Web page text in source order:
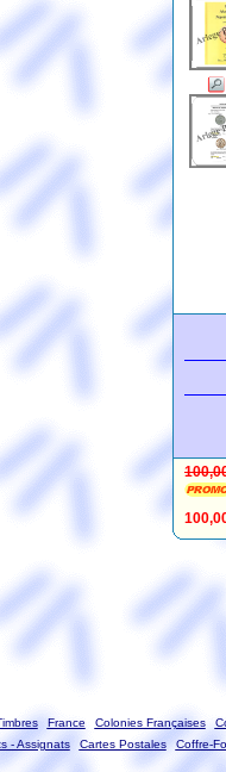
France Colonies Françaises
- Assignats Cartes Postales Coffre-